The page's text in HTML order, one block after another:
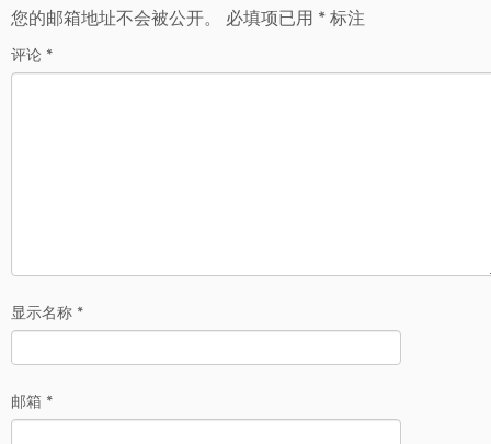
您的邮箱地址不会被公开。
必填项已用 *标注
评论 *
显示名称 *
邮箱 *